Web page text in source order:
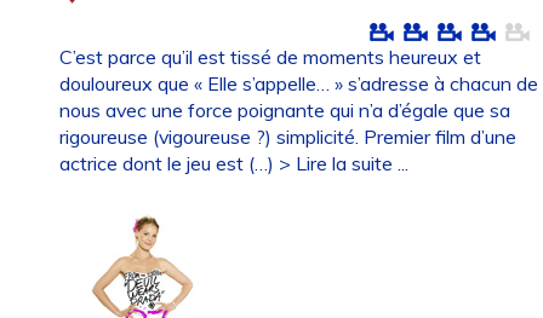
C’est parce qu’il est tissé de moments heureux et
douloureux que « Elle s’appelle… » s’adresse à chacun de
nous avec une force poignante qui n’a d’égale que sa
rigoureuse (vigoureuse ?) simplicité. Premier film d’une
actrice dont le jeu est (…) > Lire la suite ...